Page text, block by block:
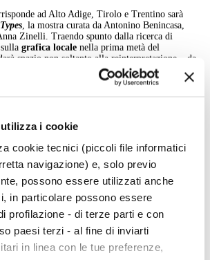
i cookie
cookie tecnici (piccoli file informatici
navigazione) e, solo previo
possono essere utilizzati anche
in particolare possono essere
profilazione - di terze parti e con
paesi terzi - al fine di inviarti
in linea con le tue preferenze,
ad Alto Adige, Tirolo e Trentino sarà
, la mostra curata da Antonino Benincasa,
Zinelli. Traendo spunto dalla ricerca di
grafica locale nella prima metà del
spazio non soltanto alla reinterpretazione – da
Libera Università di Bolzano, Facoltà di Design e
storici di alfabeti incompleti, ma anche ai
espositivo, l’offerta didattica del museo sarà
ad accogliere diverse fasce di pubblico – dagli
l’importanza dell’arte come strumento di